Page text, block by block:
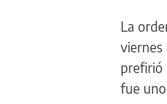
La
viernes
prefirió
fue